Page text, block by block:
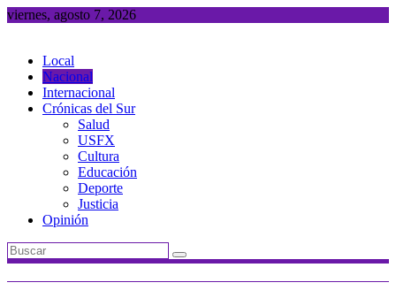
Saltar
viernes, agosto 7, 2026
Local
Nacional
Internacional
Crónicas del Sur
Salud
USFX
Cultura
Educación
Deporte
Justicia
Opinión